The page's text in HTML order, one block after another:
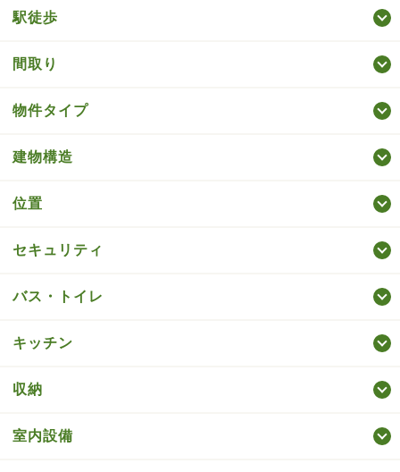
駅徒歩
間取り
物件タイプ
建物構造
位置
セキュリティ
バス・トイレ
キッチン
収納
室内設備